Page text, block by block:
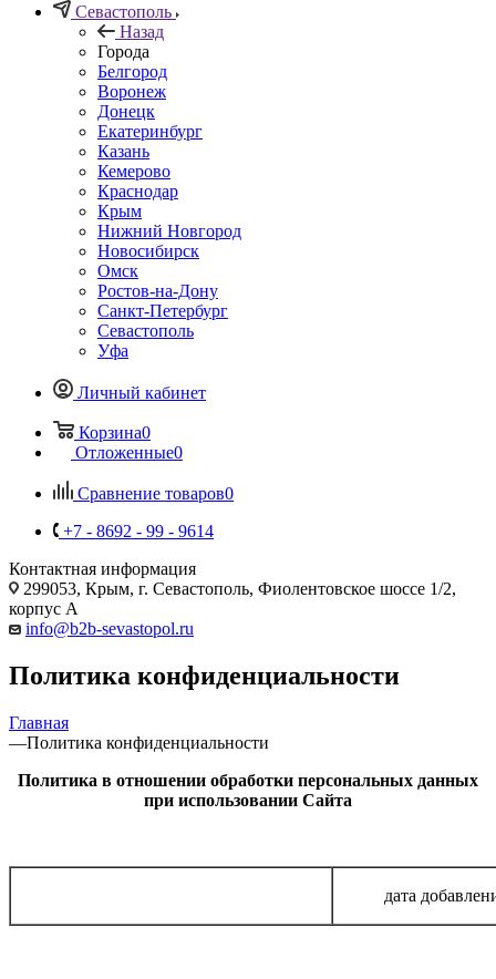
Севастополь
Назад
Города
Белгород
Воронеж
Донецк
Екатеринбург
Казань
Кемерово
Краснодар
Крым
Нижний Новгород
Новосибирск
Омск
Ростов-на-Дону
Санкт-Петербург
Севастополь
Уфа
Личный кабинет
Корзина0
Отложенные0
Сравнение товаров0
+7 - 8692 - 99 - 9614
Контактная информация
299053, Крым, г. Севастополь, Фиолентовское шоссе 1/2,
корпус А
info@b2b-sevastopol.ru
Политика конфиденциальности
Главная
—Политика конфиденциальности
Политика в отношении обработки персональных данных
при использовании Сайта
дата